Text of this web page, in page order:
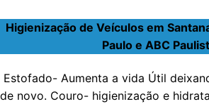
Higienização de Veículos em
Paulo e ABC
Estofado- Aumenta a vida Útil
de novo. Couro- higienização e